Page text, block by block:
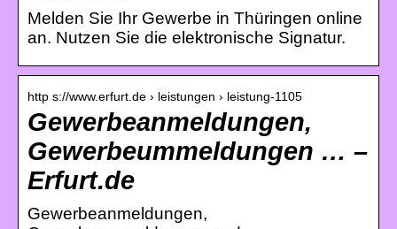
Melden Sie Ihr Gewerbe in Thüringen online
an. Nutzen Sie die elektronische Signatur.
http s://www.erfurt.de › leistungen › leistung-1105
Gewerbeanmeldungen,
Gewerbeummeldungen … –
Erfurt.de
Gewerbeanmeldungen,